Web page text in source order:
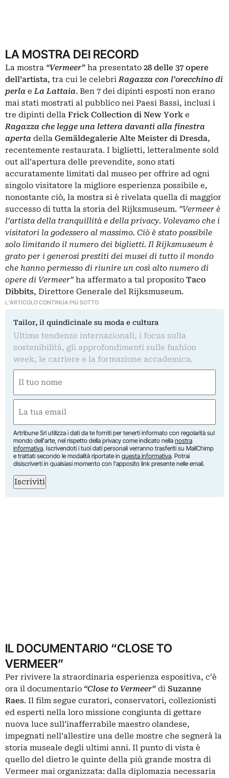
LA MOSTRA DEI RECORD
La mostra “Vermeer” ha presentato 28 delle 37 opere
dell’artista, tra cui le celebriRagazza con l’orecchino di
perla e La Lattaia. Ben 7 dei dipinti esposti non erano
mai stati mostrati al pubblico nei Paesi Bassi, inclusi i
tre dipinti della Frick Collection di New York e
Ragazza che legge una lettera davanti alla finestra
aperta della Gemäldegalerie Alte Meister di Dresda,
recentemente restaurata. I biglietti, letteralmente sold
out all’apertura delle prevendite, sono stati
accuratamente limitati dal museo per offrire ad ogni
singolo visitatore la migliore esperienza possibile e,
nonostante ciò, la mostra si è rivelata quella di maggior
successo di tutta la storia del Rijksmuseum. ”Vermeer è
l’artista della tranquillità e della privacy. Volevamo che i
visitatori la godessero al massimo. Ciò è stato possibile
solo limitando il numero dei biglietti. Il Rijksmuseum è
grato per i generosi prestiti dei musei di tutto il mondo
che hanno permesso di riunire un così alto numero di
opere di Vermeer” ha affermato a tal proposito Taco
Dibbits, Direttore Generale del Rijksmuseum.
L'ARTICOLO CONTINUA PIÙ SOTTO
Tailor, il quindicinale su moda e cultura
Ultime tendenze internazionali, i focus sulla
sostenibilità, gli approfondimenti sulle fashion
week, le carriere e la formazione accademica.
(Obbligatorio)
Nome
(Obbligatorio)
Artribune Srl utilizza i dati da te forniti per tenerti informato con regolarità sul
mondo dell'arte, nel rispetto della privacy come indicato nella nostra
informativa. Iscrivendoti i tuoi dati personali verranno trasferiti su MailChimp
e trattati secondo le modalità riportate in questa informativa. Potrai
disiscriverti in qualsiasi momento con l'apposito link presente nelle email.
Iscriviti
IL DOCUMENTARIO “CLOSE TO
VERMEER”
Per rivivere la straordinaria esperienza espositiva, c’è
ora il documentario “Close to Vermeer” di Suzanne
Raes. Il film segue curatori, conservatori, collezionisti
ed esperti nella loro missione congiunta di gettare
nuova luce sull’inafferrabile maestro olandese,
impegnati nell’allestire una delle mostre che segnerà la
storia museale degli ultimi anni. Il punto di vista è
quello del dietro le quinte della più grande mostra di
Vermeer mai organizzata: dalla diplomazia necessaria